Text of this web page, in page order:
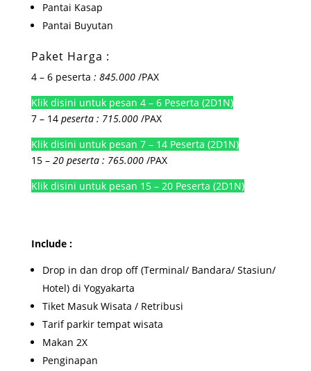
Pantai Kasap
Pantai Buyutan
Paket Harga :
4 – 6 peserta : 845.000 /PAX
Klik disini untuk pesan 4 – 6 Peserta (2D1N)
7 – 14 peserta : 715.000/PAX
Klik disini untuk pesan 7 – 14 Peserta (2D1N)
15 – 20 peserta : 765.000 /PAX
Klik disini untuk pesan 15 – 20 Peserta (2D1N)
Include :
Drop in dan drop off (Terminal/ Bandara/ Stasiun/
Hotel) di Yogyakarta
Tiket Masuk Wisata / Retribusi
Tarif parkir tempat wisata
Makan 2X
Penginapan